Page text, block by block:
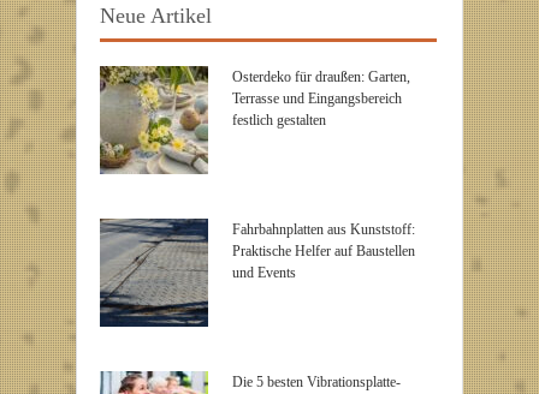
Neue Artikel
Osterdeko für draußen: Garten,
Terrasse und Eingangsbereich
festlich gestalten
Fahrbahnplatten aus Kunststoff:
Praktische Helfer auf Baustellen
und Events
Die 5 besten Vibrationsplatte-